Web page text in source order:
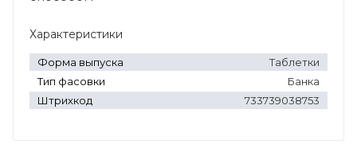
Характеристики
Форма выпуска
Таблетки
Тип фасовки
Банка
Штрихкод
733739038753